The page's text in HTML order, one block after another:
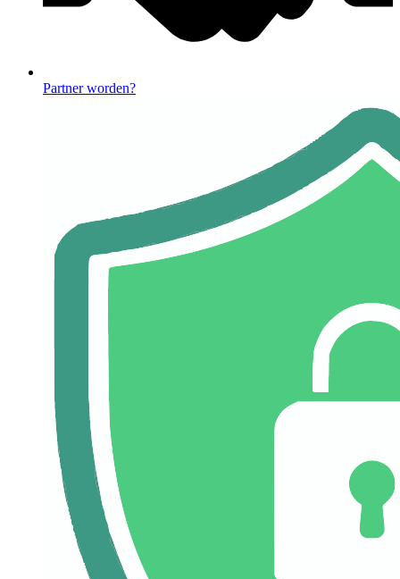
Partner worden?